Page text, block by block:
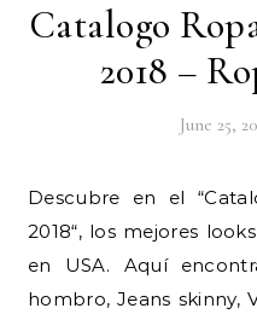
Catalogo
2018 –
June 25,
Descubre en el “Catalogo Ropa Andrea Verano
2018“, los mejores
en USA. Aquí
hombro, Jeans skinny,